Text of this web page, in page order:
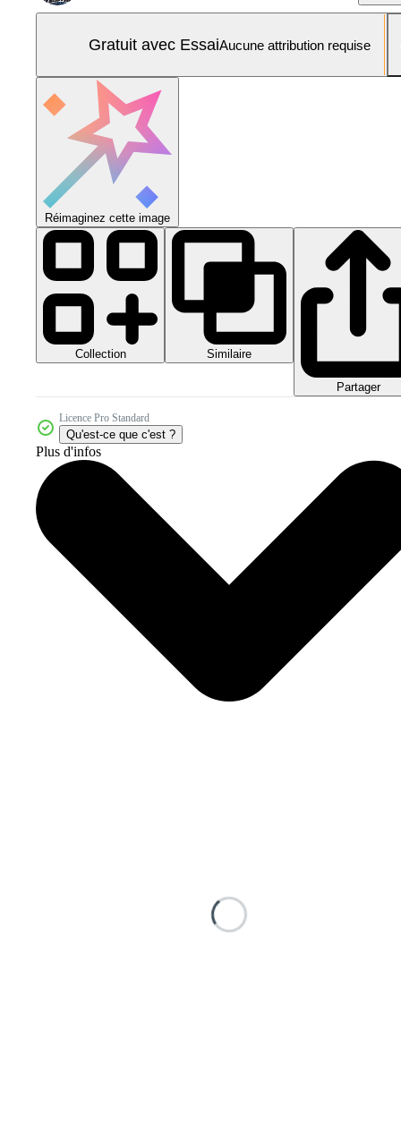
Gratuit avec EssaiAucune attribution requise
Réimaginez cette image
Collection Similaire
Partager
Licence Pro Standard
Qu'est-ce que c'est ?
Plus d'infos